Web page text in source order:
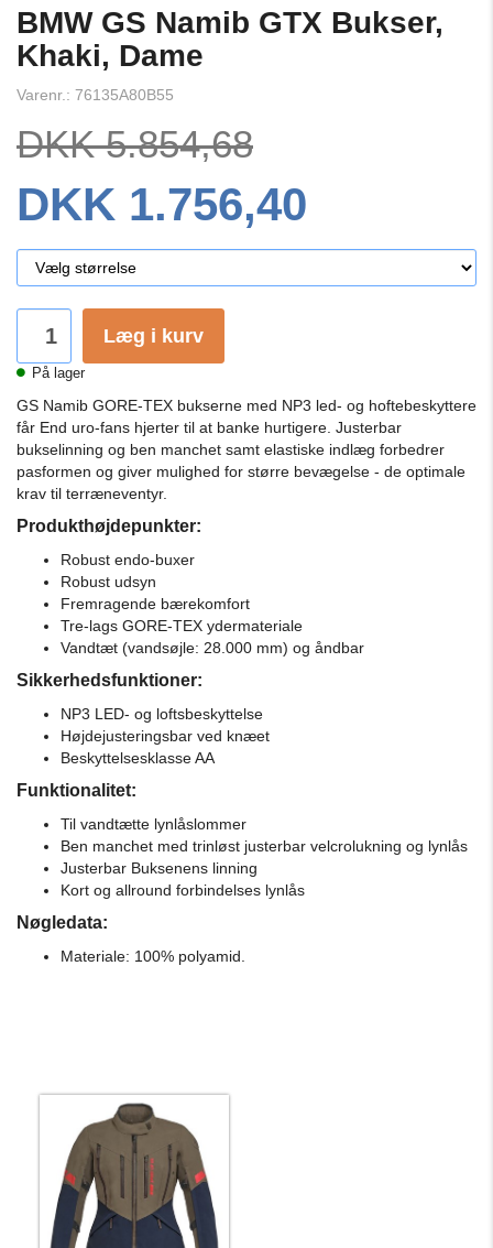
BMW GS Namib GTX Bukser,
Khaki, Dame
Varenr.: 76135A80B55
DKK 5.854,68
DKK 1.756,40
Læg i kurv
På lager
GS Namib GORE-TEX bukserne med NP3 led- og hoftebeskyttere
får End uro-fans hjerter til at banke hurtigere. Justerbar
bukselinning og ben manchet samt elastiske indlæg forbedrer
pasformen og giver mulighed for større bevægelse - de optimale
krav til terræneventyr.
Produkthøjdepunkter:
Robust endo-buxer
Robust udsyn
Fremragende bærekomfort
Tre-lags GORE-TEX ydermateriale
Vandtæt (vandsøjle: 28.000 mm) og åndbar
Sikkerhedsfunktioner:
NP3 LED- og loftsbeskyttelse
Højdejusteringsbar ved knæet
Beskyttelsesklasse AA
Funktionalitet:
Til vandtætte lynlåslommer
Ben manchet med trinløst justerbar velcrolukning og lynlås
Justerbar Buksenens linning
Kort og allround forbindelses lynlås
Nøgledata:
Materiale: 100% polyamid.